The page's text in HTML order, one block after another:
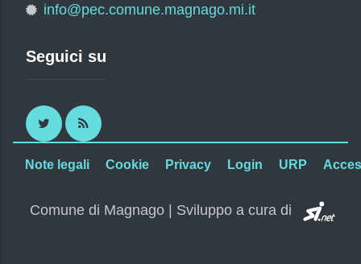
info@pec.comune.magnago.mi.it
Seguici su
Twitter RSS
Note legali Cookie Privacy Login URP
Comune di Magnago | Sviluppo a cura di